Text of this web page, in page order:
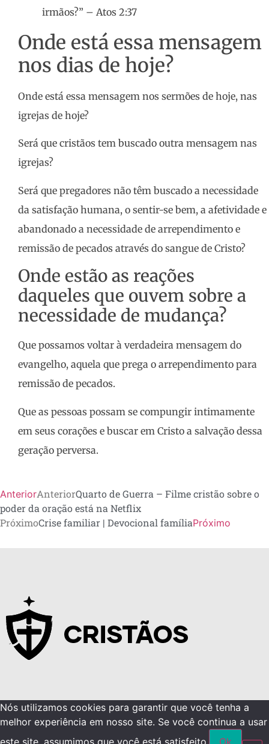
irmãos?” – Atos 2:37
Onde está essa mensagem
nos dias de hoje?
Onde está essa mensagem nos sermões de hoje, nas
igrejas de hoje?
Será que cristãos tem buscado outra mensagem nas
igrejas?
Será que pregadores não têm buscado a necessidade
da satisfação humana, o sentir-se bem, a afetividade e
abandonado a necessidade de arrependimento e
remissão de pecados através do sangue de Cristo?
Onde estão as reações
daqueles que ouvem sobre a
necessidade de mudança?
Que possamos voltar à verdadeira mensagem do
evangelho, aquela que prega o arrependimento para
remissão de pecados.
Que as pessoas possam se compungir intimamente
em seus corações e buscar em Cristo a salvação dessa
geração perversa.
AnteriorAnteriorQuarto de Guerra – Filme cristão sobre o
poder da oração está na Netflix
PróximoCrise familiar | Devocional famíliaPróximo
Nós utilizamos cookies para garantir que você tenha a
melhor experiência em nosso site. Se você continua a usar
este site, assumimos que você está satisfeito.
Ok